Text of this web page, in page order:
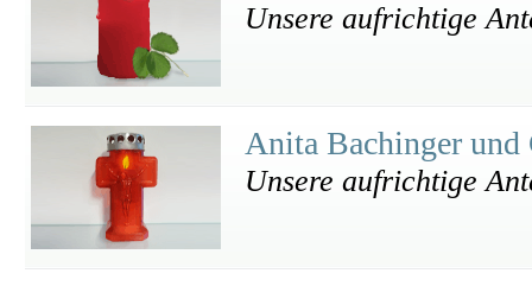
Unsere aufrichtige
Anita Bachinger
Unsere aufrichtige